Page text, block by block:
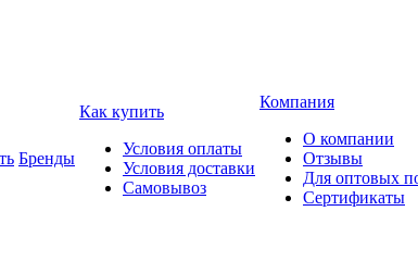
Бренды
Как купить
Условия оплаты
Условия доставки
Самовывоз
Компания
О компании
Отзывы
Для оптовых
Сертификаты